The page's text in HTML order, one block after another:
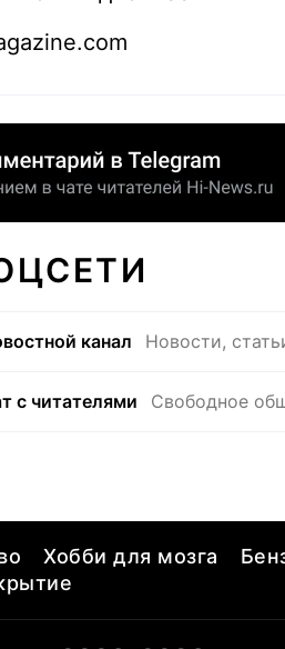
канал Новости,
с читателями Свободное
Хобби для мозга